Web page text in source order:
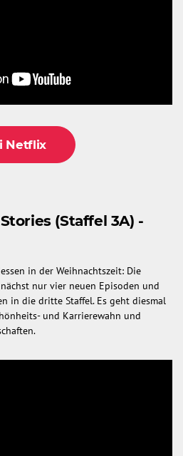
Netflix
(Staffel 3A) -
in der Weihnachtszeit: Die
nur vier neuen Episoden und
in die dritte Staffel. Es geht diesmal
und Karrierewahn und